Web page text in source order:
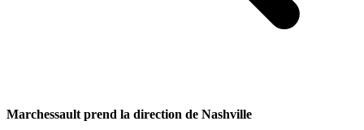
Marchessault prend la direction de Nashville